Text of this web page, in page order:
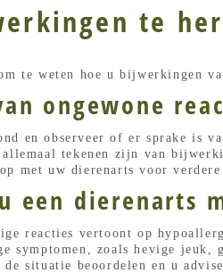
te
te weten hoe u bijwerkingen
ongewone
en observeer of er sprake is
tekenen zijn van
met uw dierenarts voor
een dierenarts
reacties vertoont op
symptomen, zoals hevige jeuk,
situatie beoordelen en u